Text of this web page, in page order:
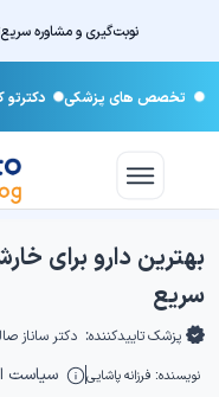
نوبت‌گیری و مشاوره
تخصص های پزشکی دکترتو
بهترین دارو برای
سریع
پزشک تاییدکننده: دکتر ساناز
نویسنده: فرزانه پاشایی سیاست